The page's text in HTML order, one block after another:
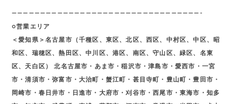
—————————————————————————————————-
○営業エリア
＜愛知県＞名古屋市（千種区、東区、北区、西区、中村区、中区、昭
和区、瑞穂区、熱田区、中川区、港区、南区、守山区、緑区、名東
区、天白区） 北名古屋市・あま市・稲沢市・津島市・愛西市・一宮
市・清須市・弥富市・大治町・蟹江町・甚目寺町・豊山町・豊田市・
岡崎市・春日井市・日進市・大府市・刈谷市・西尾市・東海市・知多